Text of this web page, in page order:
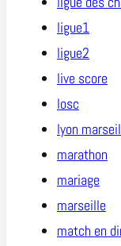
ligue1
ligue2
live score
losc
lyon
marathon
mariage
marseille
match en